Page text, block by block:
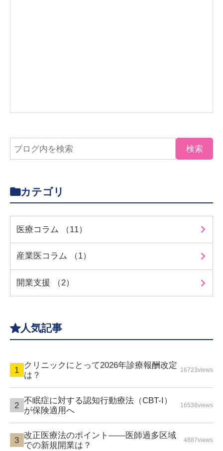
カテゴリ
医療コラム （11）
産業医コラム （1）
開業支援 （2）
人気記事
クリニックにとって2026年診療報酬改定
は？
16723views
不眠症に対する認知行動療法（CBT-I）
が保険適用へ
16538views
改正医療法のポイント――医師過多区域
での新規開業は？
4887views